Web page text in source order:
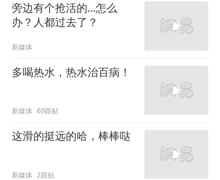
旁边有个抢活的…怎么
办？人都过去了？
新媒体
多喝热水，热水治百病！
新媒体 69跟贴
这滑的挺远的哈，棒棒哒
新媒体 2跟贴